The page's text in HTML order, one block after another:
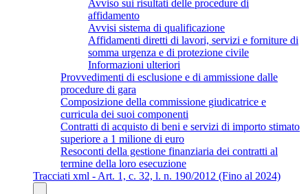
Avviso sui risultati delle procedure di
affidamento
Avvisi sistema di qualificazione
Affidamenti diretti di lavori, servizi e forniture di
somma urgenza e di protezione civile
Informazioni ulteriori
Provvedimenti di esclusione e di ammissione dalle
procedure di gara
Composizione della commissione giudicatrice e
curricula dei suoi componenti
Contratti di acquisto di beni e servizi di importo stimato
superiore a 1 milione di euro
Resoconti della gestione finanziaria dei contratti al
termine della loro esecuzione
Tracciati xml - Art. 1, c. 32, l. n. 190/2012 (Fino al 2024)